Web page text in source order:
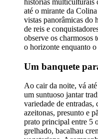
até o mirante da
vistas panorâmicas do
de reis e
observe os charmosos
o horizonte enquanto
Um banquete
Ao cair da noite, vá
um suntuoso jantar
variedade de entradas,
azeitonas, presunto e
prato principal entre 5
grelhado, bacalhau